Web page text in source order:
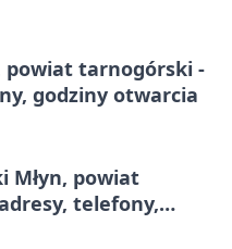
powiat tarnogórski -
godziny otwarcia
Młyn, powiat
telefony,